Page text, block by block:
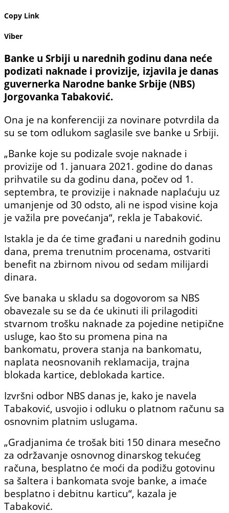
Copy Link
Viber
Banke u Srbiji u narednih godinu dana neće
podizati naknade i provizije, izjavila je danas
guvernerka Narodne banke Srbije (NBS)
Jorgovanka Tabaković.
Ona je na konferenciji za novinare potvrdila da
su se tom odlukom saglasile sve banke u Srbiji.
„Banke koje su podizale svoje naknade i
provizije od 1. januara 2021. godine do danas
prihvatile su da godinu dana, počev od 1.
septembra, te provizije i naknade naplaćuju uz
umanjenje od 30 odsto, ali ne ispod visine koja
je važila pre povećanja“, rekla je Tabaković.
Istakla je da će time građani u narednih godinu
dana, prema trenutnim procenama, ostvariti
benefit na zbirnom nivou od sedam milijardi
dinara.
Sve banaka u skladu sa dogovorom sa NBS
obavezale su se da će ukinuti ili prilagoditi
stvarnom trošku naknade za pojedine netipične
usluge, kao što su promena pina na
bankomatu, provera stanja na bankomatu,
naplata neosnovanih reklamacija, trajna
blokada kartice, deblokada kartice.
Izvršni odbor NBS danas je, kako je navela
Tabaković, usvojio i odluku o platnom računu sa
osnovnim platnim uslugama.
„Gradjanima će trošak biti 150 dinara mesečno
za održavanje osnovnog dinarskog tekućeg
računa, besplatno će moći da podižu gotovinu
sa šaltera i bankomata svoje banke, a imaće
besplatno i debitnu karticu“, kazala je
Tabaković.